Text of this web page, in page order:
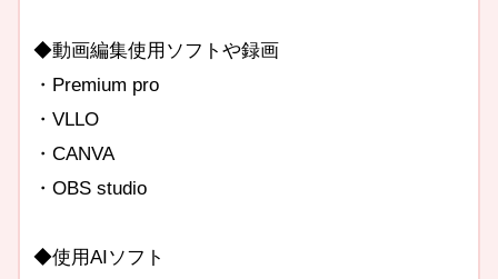
◆動画編集使用ソフトや録画
・Premium pro
・VLLO
・CANVA
・OBS studio
◆使用AIソフト